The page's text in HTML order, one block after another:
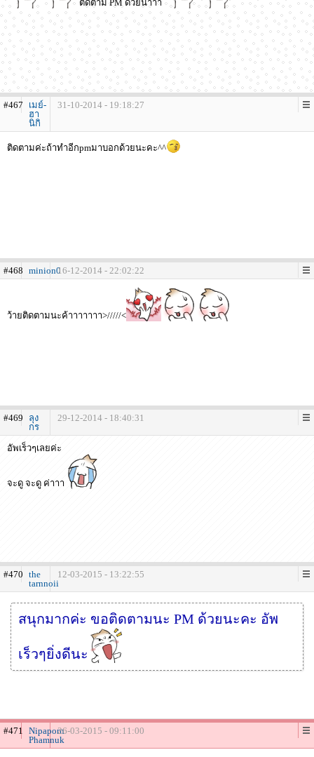
ติดตาม PM ด้วยน้าาา
#467
เมย์-
ฮา
นิกิ
31-10-2014 - 19:18:27
ติดตามค่ะถ้าทำอีกpmมาบอกด้วยนะคะ^^
#468 minion016-12-2014 - 22:02:22
ว้ายติดตามนะค้าาาาาาา>/////<
#469
ลุง
กร
29-12-2014 - 18:40:31
อัพเร็วๆเลยค่ะ
จะดู จะดู ค่าาา
#470 the
tarnnoii
12-03-2015 - 13:22:55
สนุกมากค่ะ ขอติดตามนะ PM ด้วยนะคะ อัพ
เร็วๆยิ่งดีนะ
#471 Nipaporn
Phamnuk
26-03-2015 - 09:11:00